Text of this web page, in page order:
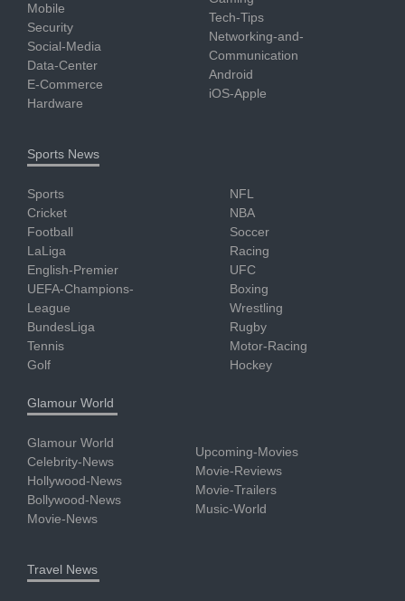
Mobile
Security
Social-Media
Data-Center
E-Commerce
Hardware
Tech-Tips
Networking-and-
Communication
Android
iOS-Apple
Sports News
Sports
Cricket
Football
LaLiga
English-Premier
UEFA-Champions-
League
BundesLiga
Tennis
Golf
NFL
NBA
Soccer
Racing
UFC
Boxing
Wrestling
Rugby
Motor-Racing
Hockey
Glamour World
Glamour World
Celebrity-News
Hollywood-News
Bollywood-News
Movie-News
Upcoming-Movies
Movie-Reviews
Movie-Trailers
Music-World
Travel News